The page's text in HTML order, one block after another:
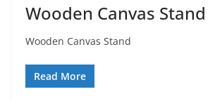
Wooden Canvas Stand
Wooden Canvas Stand
Read More